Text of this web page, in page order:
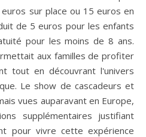
sur place ou 15 euros en
de 5 euros pour les enfants
pour les moins de 8 ans.
aux familles de profiter
tout en découvrant l'univers
Le show de cascadeurs et
vues auparavant en Europe,
supplémentaires justifiant
pour vivre cette expérience